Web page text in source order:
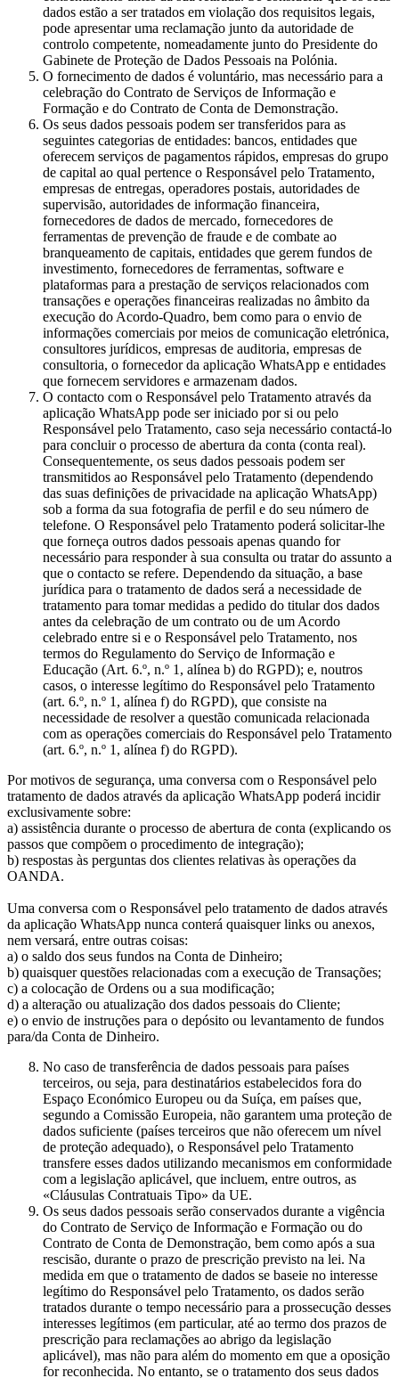
dados estão a ser tratados em violação dos requisitos legais,
pode apresentar uma reclamação junto da autoridade de
controlo competente, nomeadamente junto do Presidente do
Gabinete de Proteção de Dados Pessoais na Polónia.
O fornecimento de dados é voluntário, mas necessário para a
celebração do Contrato de Serviços de Informação e
Formação e do Contrato de Conta de Demonstração.
Os seus dados pessoais podem ser transferidos para as
seguintes categorias de entidades: bancos, entidades que
oferecem serviços de pagamentos rápidos, empresas do grupo
de capital ao qual pertence o Responsável pelo Tratamento,
empresas de entregas, operadores postais, autoridades de
supervisão, autoridades de informação financeira,
fornecedores de dados de mercado, fornecedores de
ferramentas de prevenção de fraude e de combate ao
branqueamento de capitais, entidades que gerem fundos de
investimento, fornecedores de ferramentas, software e
plataformas para a prestação de serviços relacionados com
transações e operações financeiras realizadas no âmbito da
execução do Acordo-Quadro, bem como para o envio de
informações comerciais por meios de comunicação eletrónica,
consultores jurídicos, empresas de auditoria, empresas de
consultoria, o fornecedor da aplicação WhatsApp e entidades
que fornecem servidores e armazenam dados.
O contacto com o Responsável pelo Tratamento através da
aplicação WhatsApp pode ser iniciado por si ou pelo
Responsável pelo Tratamento, caso seja necessário contactá-lo
para concluir o processo de abertura da conta (conta real).
Consequentemente, os seus dados pessoais podem ser
transmitidos ao Responsável pelo Tratamento (dependendo
das suas definições de privacidade na aplicação WhatsApp)
sob a forma da sua fotografia de perfil e do seu número de
telefone. O Responsável pelo Tratamento poderá solicitar-lhe
que forneça outros dados pessoais apenas quando for
necessário para responder à sua consulta ou tratar do assunto a
que o contacto se refere. Dependendo da situação, a base
jurídica para o tratamento de dados será a necessidade de
tratamento para tomar medidas a pedido do titular dos dados
antes da celebração de um contrato ou de um Acordo
celebrado entre si e o Responsável pelo Tratamento, nos
termos do Regulamento do Serviço de Informação e
Educação (Art. 6.º, n.º 1, alínea b) do RGPD); e, noutros
casos, o interesse legítimo do Responsável pelo Tratamento
(art. 6.º, n.º 1, alínea f) do RGPD), que consiste na
necessidade de resolver a questão comunicada relacionada
com as operações comerciais do Responsável pelo Tratamento
(art. 6.º, n.º 1, alínea f) do RGPD).
Por motivos de segurança, uma conversa com o Responsável pelo
tratamento de dados através da aplicação WhatsApp poderá incidir
exclusivamente sobre:
a) assistência durante o processo de abertura de conta (explicando os
passos que compõem o procedimento de integração);
b) respostas às perguntas dos clientes relativas às operações da
OANDA.
Uma conversa com o Responsável pelo tratamento de dados através
da aplicação WhatsApp nunca conterá quaisquer links ou anexos,
nem versará, entre outras coisas:
a) o saldo dos seus fundos na Conta de Dinheiro;
b) quaisquer questões relacionadas com a execução de Transações;
c) a colocação de Ordens ou a sua modificação;
d) a alteração ou atualização dos dados pessoais do Cliente;
e) o envio de instruções para o depósito ou levantamento de fundos
para/da Conta de Dinheiro.
No caso de transferência de dados pessoais para países
terceiros, ou seja, para destinatários estabelecidos fora do
Espaço Económico Europeu ou da Suíça, em países que,
segundo a Comissão Europeia, não garantem uma proteção de
dados suficiente (países terceiros que não oferecem um nível
de proteção adequado), o Responsável pelo Tratamento
transfere esses dados utilizando mecanismos em conformidade
com a legislação aplicável, que incluem, entre outros, as
«Cláusulas Contratuais Tipo» da UE.
Os seus dados pessoais serão conservados durante a vigência
do Contrato de Serviço de Informação e Formação ou do
Contrato de Conta de Demonstração, bem como após a sua
rescisão, durante o prazo de prescrição previsto na lei. Na
medida em que o tratamento de dados se baseie no interesse
legítimo do Responsável pelo Tratamento, os dados serão
tratados durante o tempo necessário para a prossecução desses
interesses legítimos (em particular, até ao termo dos prazos de
prescrição para reclamações ao abrigo da legislação
aplicável), mas não para além do momento em que a oposição
for reconhecida. No entanto, se o tratamento dos seus dados